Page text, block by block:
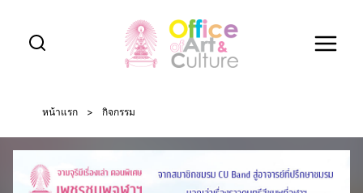
content
หน้าแรก > กิจกรรม